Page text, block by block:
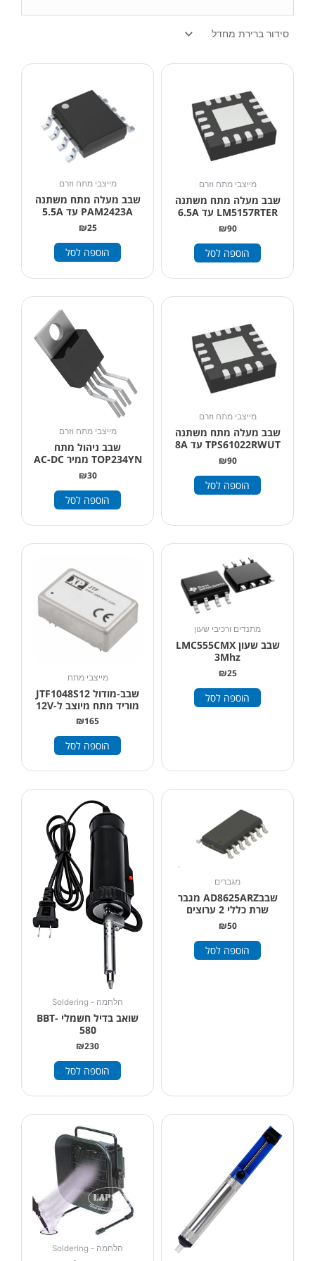
מייצבי מתח וזרם
שבב מעלה מתח משתנה
LM5157RTER עד 6.5A
₪90
הוספה לסל
מייצבי מתח וזרם
שבב מעלה מתח משתנה
PAM2423A עד 5.5A
₪25
הוספה לסל
מייצבי מתח וזרם
שבב מעלה מתח משתנה
TPS61022RWUT עד 8A
₪90
הוספה לסל
מייצבי מתח וזרם
שבב ניהול מתח
TOP234YN ממיר AC-DC
₪30
הוספה לסל
מתנדים ורכיבי שעון
שבב שעון LMC555CMX
3Mhz
₪25
הוספה לסל
מייצבי מתח
שבב-מודול JTF1048S12
מוריד מתח מיוצב ל-12V
₪165
הוספה לסל
מגברים
שבבAD8625ARZ מגבר
שרת כללי 2 ערוצים
₪50
הוספה לסל
הלחמה - Soldering
שואב בדיל חשמלי BBT-
580
₪230
הוספה לסל
הלחמה - Soldering